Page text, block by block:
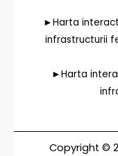
►Harta
infrastructurii
►Harta
Copyright ©